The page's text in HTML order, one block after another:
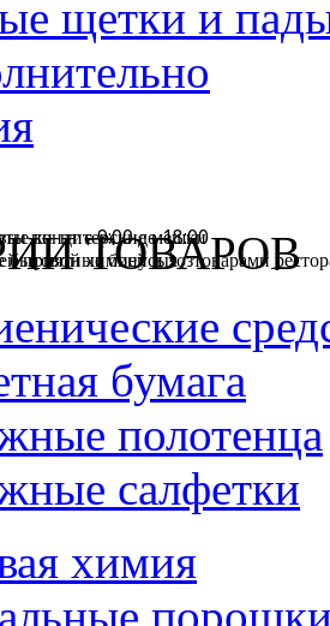
щетки и
пн-пт с 9:00 до 18:00
химией и хозтоварами
кондитерские мешки
приятные бонусы!
ТОВАРОВ
бумага
полотенца
салфетки
химия